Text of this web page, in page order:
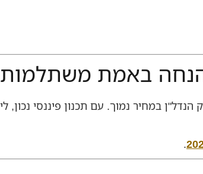
באמת
במחיר נמוך. עם תכנון פיננסי נכון,
.